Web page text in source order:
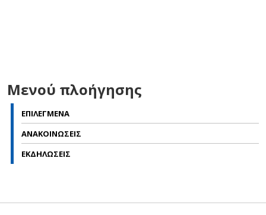
Μενού πλοήγησης
ΕΠΙΛΕΓΜΕΝΑ
ΑΝΑΚΟΙΝΩΣΕΙΣ
ΕΚΔΗΛΩΣΕΙΣ